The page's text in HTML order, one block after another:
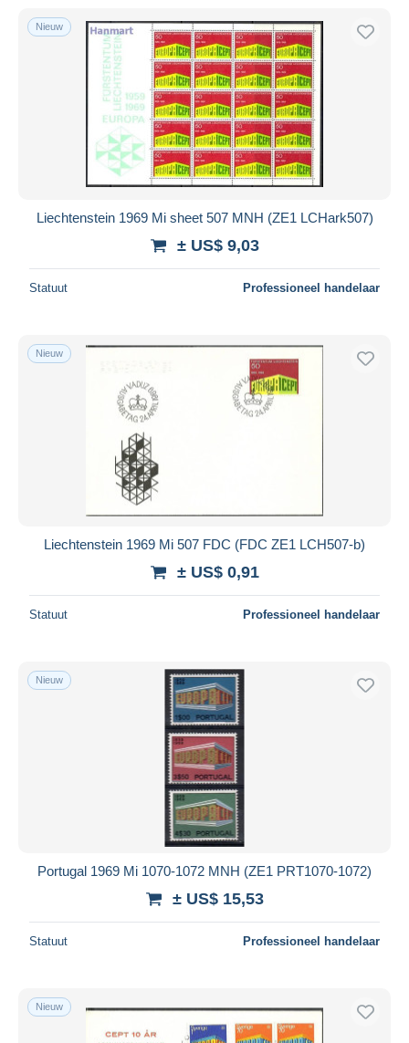
Nieuw
Liechtenstein 1969 Mi sheet 507 MNH (ZE1 LCHark507)
± US$ 9,03
Statuut Professioneel handelaar
Nieuw
Liechtenstein 1969 Mi 507 FDC (FDC ZE1 LCH507-b)
± US$ 0,91
Statuut Professioneel handelaar
Nieuw
Portugal 1969 Mi 1070-1072 MNH (ZE1 PRT1070-1072)
± US$ 15,53
Statuut Professioneel handelaar
Nieuw